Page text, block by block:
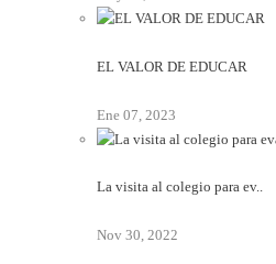
EL VALOR DE EDUCAR
Ene 07, 2023
La visita al colegio para ev..
Nov 30, 2022